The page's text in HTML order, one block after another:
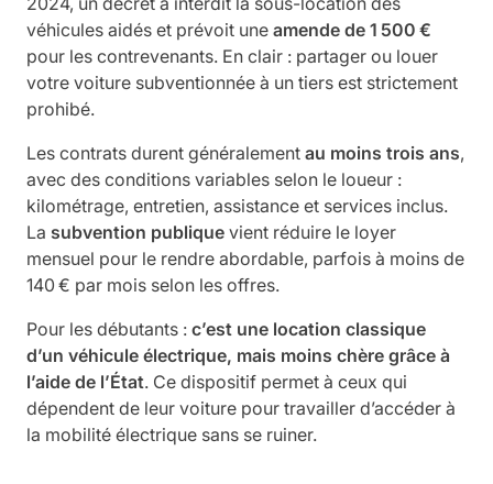
véhicules aidés et prévoit une amende de 1 500 €
pour les contrevenants. En clair : partager ou louer
votre voiture subventionnée à un tiers est strictement
prohibé.
Les contrats durent généralement au moins trois ans,
avec des conditions variables selon le loueur :
kilométrage, entretien, assistance et services inclus.
La subvention publique vient réduire le loyer
mensuel pour le rendre abordable, parfois à moins de
140 € par mois selon les offres.
Pour les débutants : c’est une location classique
d’un véhicule électrique, mais moins chère grâce à
l’aide de l’État. Ce dispositif permet à ceux qui
dépendent de leur voiture pour travailler d’accéder à
la mobilité électrique sans se ruiner.